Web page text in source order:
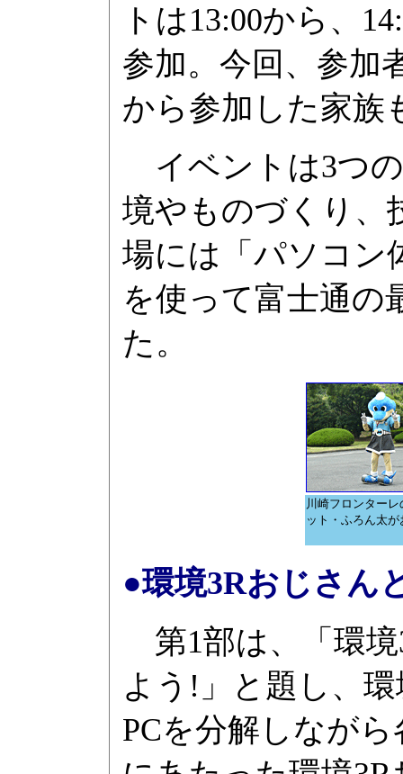
トは13:00から、
参加。今回、参加
から参加した家族
イベントは3つ
境やものづくり、
場には「パソコン
を使って富士通の
た。
川崎フロンターレ
ット・ふろん太が
●環境3Rおじさん
第1部は、「環
よう!」と題し、
PCを分解しなが